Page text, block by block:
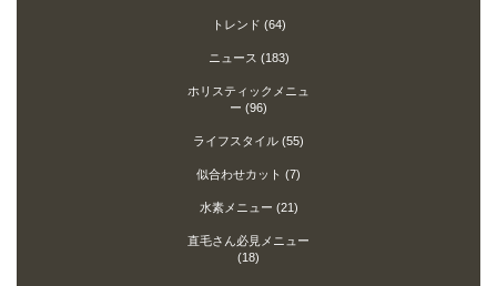
トレンド (64)
ニュース (183)
ホリスティックメニュ
ー (96)
ライフスタイル (55)
似合わせカット (7)
水素メニュー (21)
直毛さん必見メニュー
(18)